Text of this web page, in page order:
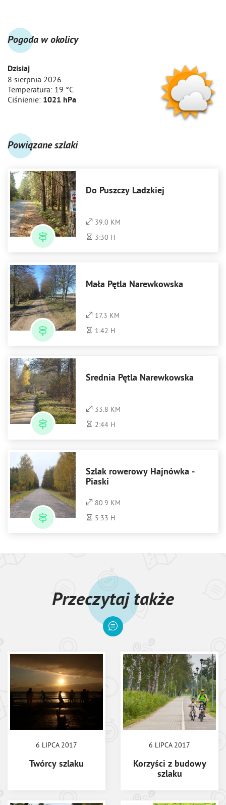
Pogoda w okolicy
Dzisiaj
8 sierpnia 2026
Temperatura: 19 °C
Ciśnienie: 1021 hPa
Powiązane szlaki
Do Puszczy Ladzkiej
39.0 KM
3:30 H
Mała Pętla Narewkowska
17.3 KM
1:42 H
Średnia Pętla Narewkowska
33.8 KM
2:44 H
Szlak rowerowy Hajnówka -
Piaski
80.9 KM
5:33 H
Przeczytaj także
6 LIPCA 2017
Twórcy szlaku
6 LIPCA 2017
Korzyści z budowy
szlaku